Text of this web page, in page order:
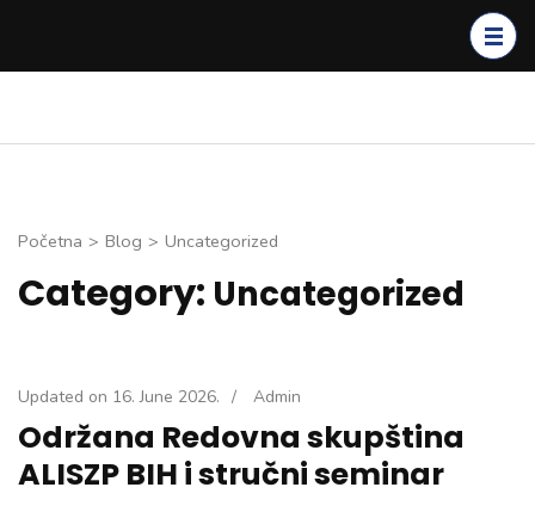
Enter)
Početna > Blog > Uncategorized
Category: Uncategorized
Updated on 16. June 2026. / Admin
Održana Redovna skupština
ALISZP BIH i stručni seminar